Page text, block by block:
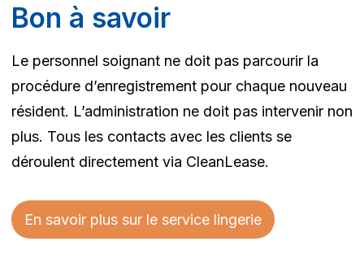
Bon à savoir
Le personnel soignant ne doit pas parcourir la
procédure d’enregistrement pour chaque nouveau
résident. L’administration ne doit pas intervenir non
plus. Tous les contacts avec les clients se
déroulent directement via CleanLease.
En savoir plus sur le service lingerie